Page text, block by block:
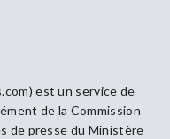
est un service de
de la Commission
de presse du Ministère